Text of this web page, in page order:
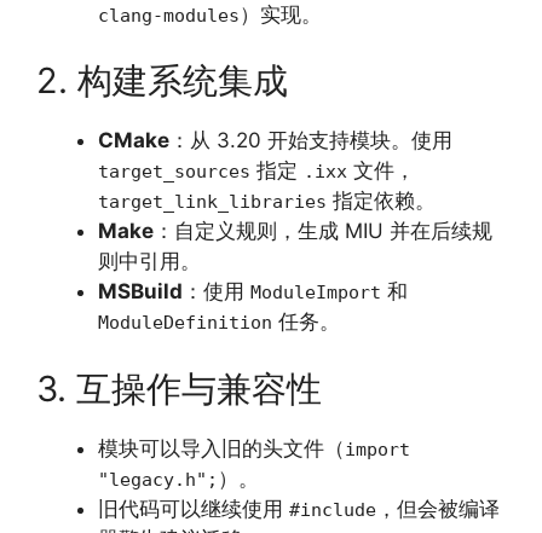
clang-modules）实现。
2. 构建系统集成
CMake ：从 3.20 开始支持模块。使用
target_sources 指定 .ixx 文件，
target_link_libraries 指定依赖。
Make ：自定义规则，生成 MIU 并在后续规
则中引用。
MSBuild ：使用 ModuleImport 和
ModuleDefinition 任务。
3. 互操作与兼容性
模块可以导入旧的头文件（import
"legacy.h"; ）。
旧代码可以继续使用 #include ，但会被编译